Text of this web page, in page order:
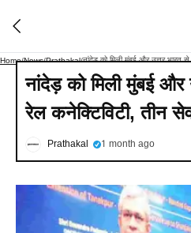
Home/News/Prathakal/नांदेड़ को मिली मुंबई और उत्तर भारत
नांदेड़ को मिली मुंबई और
रेल कनेक्टिविटी, तीन
Prathakal 1 month ago